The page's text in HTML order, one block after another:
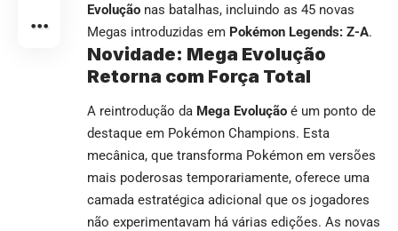
Evolução nas batalhas, incluindo as 45 novas
Megas introduzidas em Pokémon Legends: Z-A.
Novidade: Mega Evolução
Retorna com Força Total
A reintrodução da Mega Evolução é um ponto de
destaque em Pokémon Champions. Esta
mecânica, que transforma Pokémon em versões
mais poderosas temporariamente, oferece uma
camada estratégica adicional que os jogadores
não experimentavam há várias edições. As novas